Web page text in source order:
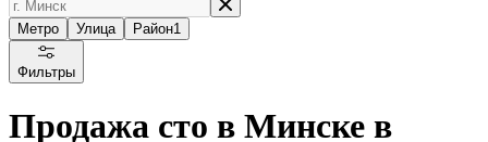
Метро Улица Район1
Фильтры
Продажа сто в Минске в